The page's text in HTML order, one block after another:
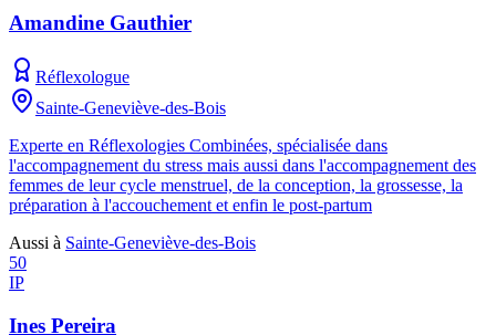
Amandine Gauthier
Réflexologue
Sainte-Geneviève-des-Bois
Experte en Réflexologies Combinées, spécialisée dans
l'accompagnement du stress mais aussi dans l'accompagnement des
femmes de leur cycle menstruel, de la conception, la grossesse, la
préparation à l'accouchement et enfin le post-partum
Aussi à Sainte-Geneviève-des-Bois
50
IP
Ines Pereira